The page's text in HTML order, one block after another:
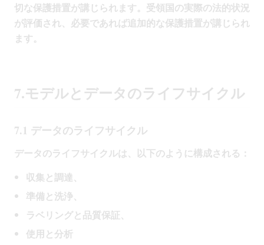
切な保護措置が講じられます。受領国の実際の法的状況
が評価され、必要であれば追加的な保護措置が講じられ
ます。
7.モデルとデータのライフサイクル
7.1 データのライフサイクル
データのライフサイクルは、以下のように構成される：
収集と調達、
準備と洗浄、
ラベリングと品質保証、
使用と分析